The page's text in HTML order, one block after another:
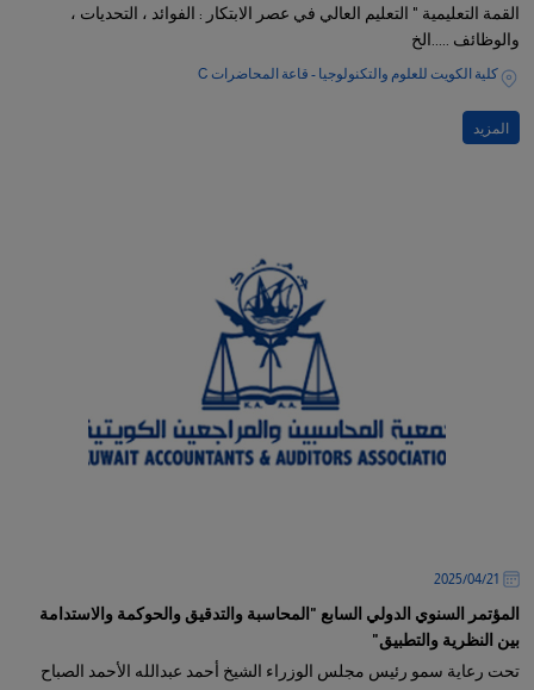
القمة التعليمية " التعليم العالي في عصر الابتكار : الفوائد ، التحديات ،
والوظائف .....الخ
كلية الكويت للعلوم والتكنولوجيا - قاعة المحاضرات C
المزيد
21‏/04‏/2025
المؤتمر السنوي الدولي السابع "المحاسبة والتدقيق والحوكمة والاستدامة
بين النظرية والتطبيق"
تحت رعاية سمو رئيس مجلس الوزراء الشيخ أحمد عبدالله الأحمد الصباح